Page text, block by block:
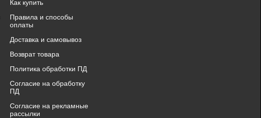
Как купить
Правила и способы
оплаты
Доставка и самовывоз
Возврат товара
Политика обработки ПД
Согласие на обработку
ПД
Согласие на рекламные
рассылки